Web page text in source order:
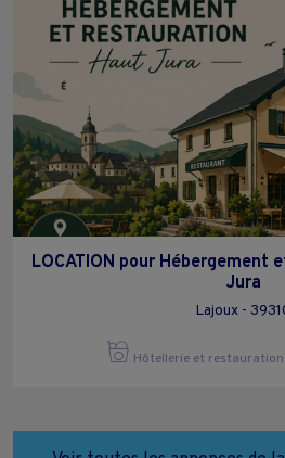
LOCATION pour Hébergement
Jura
Lajoux -
Hôtellerie et restauration